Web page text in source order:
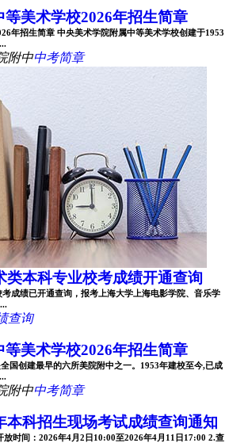
美术学校2026年招生简章
年招生简章 中央美术学院附属中等美术学校创建于1953
附中中考简章
类本科专业校考成绩开通查询
考成绩已开通查询，报考上海大学上海电影学院、音乐学
查询
美术学校2026年招生简章
国创建最早的六所美院附中之一。1953年建校至今,已成
附中中考简章
本科招生现场考试成绩查询通知
时间：2026年4月2日10:00至2026年4月11日17:00 2.查